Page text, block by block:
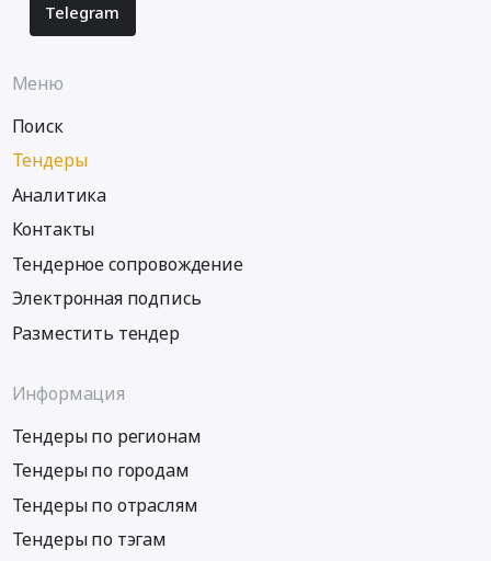
Telegram
Меню
Поиск
Тендеры
Аналитика
Контакты
Тендерное сопровождение
Электронная подпись
Разместить тендер
Информация
Тендеры по регионам
Тендеры по городам
Тендеры по отраслям
Тендеры по тэгам